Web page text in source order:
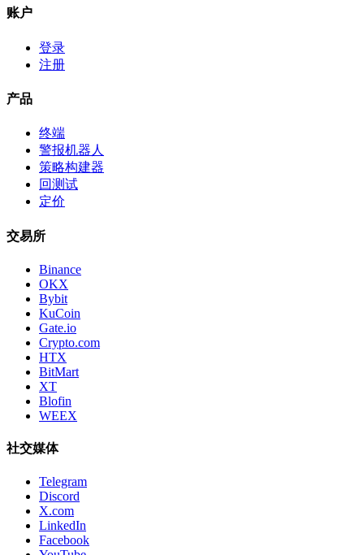
账户
登录
注册
产品
终端
警报机器人
策略构建器
回测试
定价
交易所
Binance
OKX
Bybit
KuCoin
Gate.io
Crypto.com
HTX
BitMart
XT
Blofin
WEEX
社交媒体
Telegram
Discord
X.com
LinkedIn
Facebook